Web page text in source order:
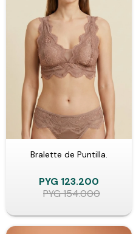
Bralette de Puntilla.
PYG 123.200
PYG154.000